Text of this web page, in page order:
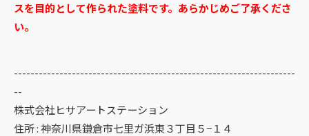
スを目的として作られた塗料です。あらかじめご了承くださ
い。
--------------------------------------------------------------------
--
株式会社ヒサアートステーション
住所 : 神奈川県鎌倉市七里ガ浜東３丁目５−１４